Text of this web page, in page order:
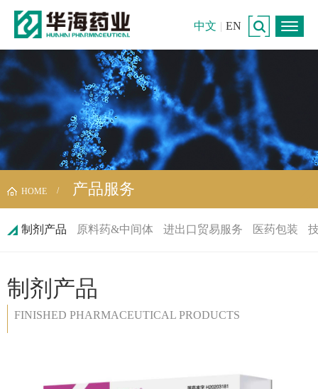
中文 | EN
HOME 产品服务
制剂产品 原料药&中间体 进出口贸易服务 医药包装
制剂产品
FINISHED PHARMACEUTICAL PRODUCTS